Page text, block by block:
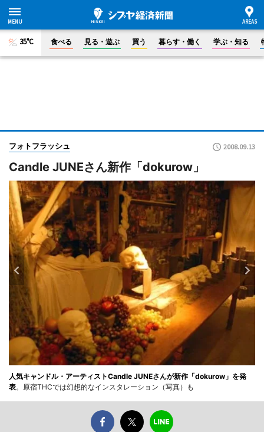
35°C 食べる 見る・遊ぶ 買う 暮らす・働く 学ぶ・知る
フォトフラッシュ 2008.09.13
Candle JUNEさん新作「dokurow」
人気キャンドル・アーティストCandle JUNEさんが新作「dokurow」を発
表。原宿THCでは幻想的なインスタレーション（写真）も